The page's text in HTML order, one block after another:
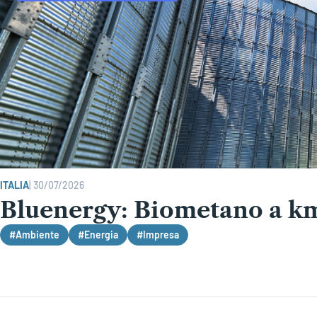
ITALIA 30/07/2026
Bluenergy: Biometano a
#Ambiente #Energia #Impresa